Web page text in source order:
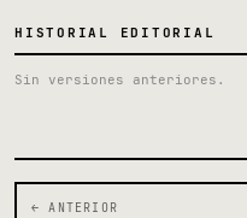
HISTORIAL EDITORIAL
Sin versiones anteriores.
← ANTERIOR